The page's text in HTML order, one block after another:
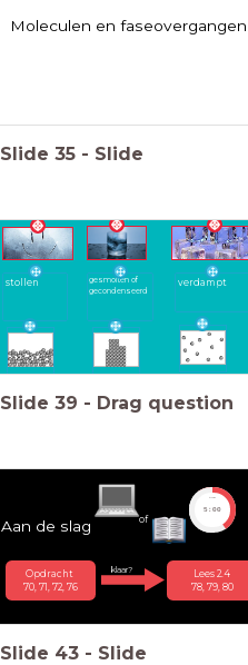
Moleculen en faseovergangen
Slide 35 - Slide
verdampt
gesmolten of
gecondenseerd
stollen
Slide 39 - Drag question
Aan de slag
Opdracht
70, 71, 72, 76
klaar?
Lees 2.4
78, 79, 80
timer
5:00
of
Slide 43 - Slide